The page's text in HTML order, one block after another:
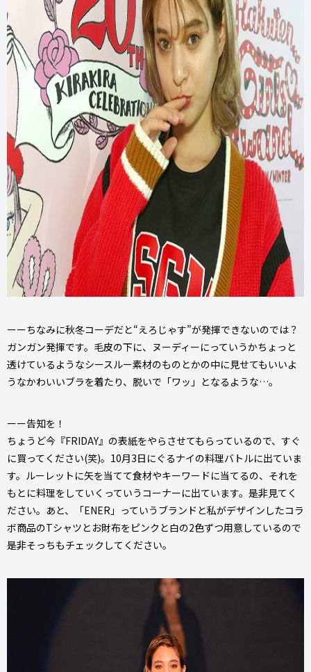
ーーちなみに秋冬コーデだと“えろじゃす”が発揮できないのでは？
ガンガン発揮です。毛皮の下に、ヌーディーにっていうかちょっと
透けているようなシースルー素材のものとかの中に見せてもいいよ
うなかわいいブラを着たり、脱いで「ワッ」となるような…。
ーー告知を！
ちょうど今『FRIDAY』の表紙をやらさせてもらっているので、すぐ
に買ってください(笑)。10月3日にぐるナイの料理バトルに出ていま
す。ルーレットに矢を当てて食材やキーワードに当てるの、それを
もとに料理をしていくっていうコーナーに出ています。是非見てく
ださい。あと、「ENER」っていうブランドと私がデザインしたコラ
ボ商品のTシャツとお財布をピンクと白の2色ずつ用意しているので
是非そっちもチェックしてください。